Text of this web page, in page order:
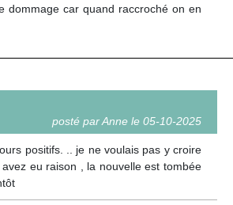
dommage car quand raccroché on en
posté par Anne le 05-10-2025
positifs. .. je ne voulais pas y croire
avez eu raison , la nouvelle est tombée